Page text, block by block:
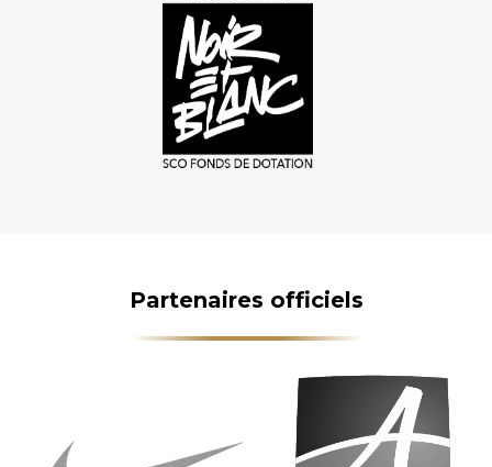
Partenaires officiels